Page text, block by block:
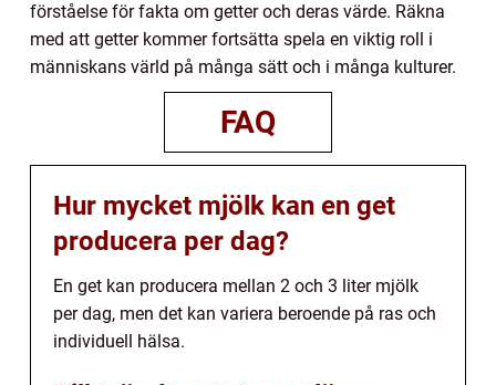
förståelse för fakta om getter och deras värde. Räkna
med att getter kommer fortsätta spela en viktig roll i
människans värld på många sätt och i många kulturer.
FAQ
Hur mycket mjölk kan en get
producera per dag?
En get kan producera mellan 2 och 3 liter mjölk
per dag, men det kan variera beroende på ras och
individuell hälsa.